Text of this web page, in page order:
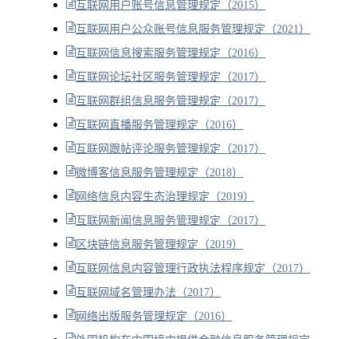
互联网用户账号信息管理规定（2015）
互联网用户公众账号信息服务管理规定（2021）
互联网信息搜索服务管理规定（2016）
互联网论坛社区服务管理规定（2017）
互联网群组信息服务管理规定（2017）
互联网直播服务管理规定（2016）
互联网跟帖评论服务管理规定（2017）
微博客信息服务管理规定（2018）
网络信息内容生态治理规定（2019）
互联网新闻信息服务管理规定（2017）
区块链信息服务管理规定（2019）
互联网信息内容管理行政执法程序规定（2017）
互联网域名管理办法（2017）
网络出版服务管理规定（2016）